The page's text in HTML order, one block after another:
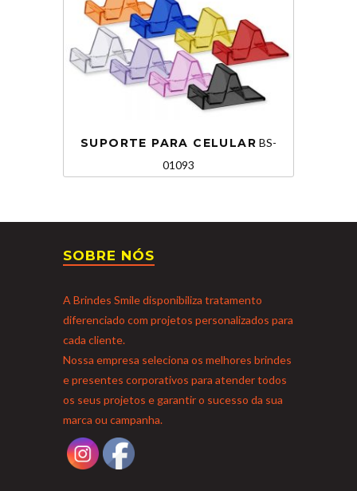
SUPORTE PARA CELULAR BS-
01093
SOBRE NÓS
A Brindes Smile disponibiliza tratamento
diferenciado com projetos personalizados para
cada cliente.
Nossa empresa seleciona os melhores brindes
e presentes corporativos para atender todos
os seus projetos e garantir o sucesso da sua
marca ou campanha.